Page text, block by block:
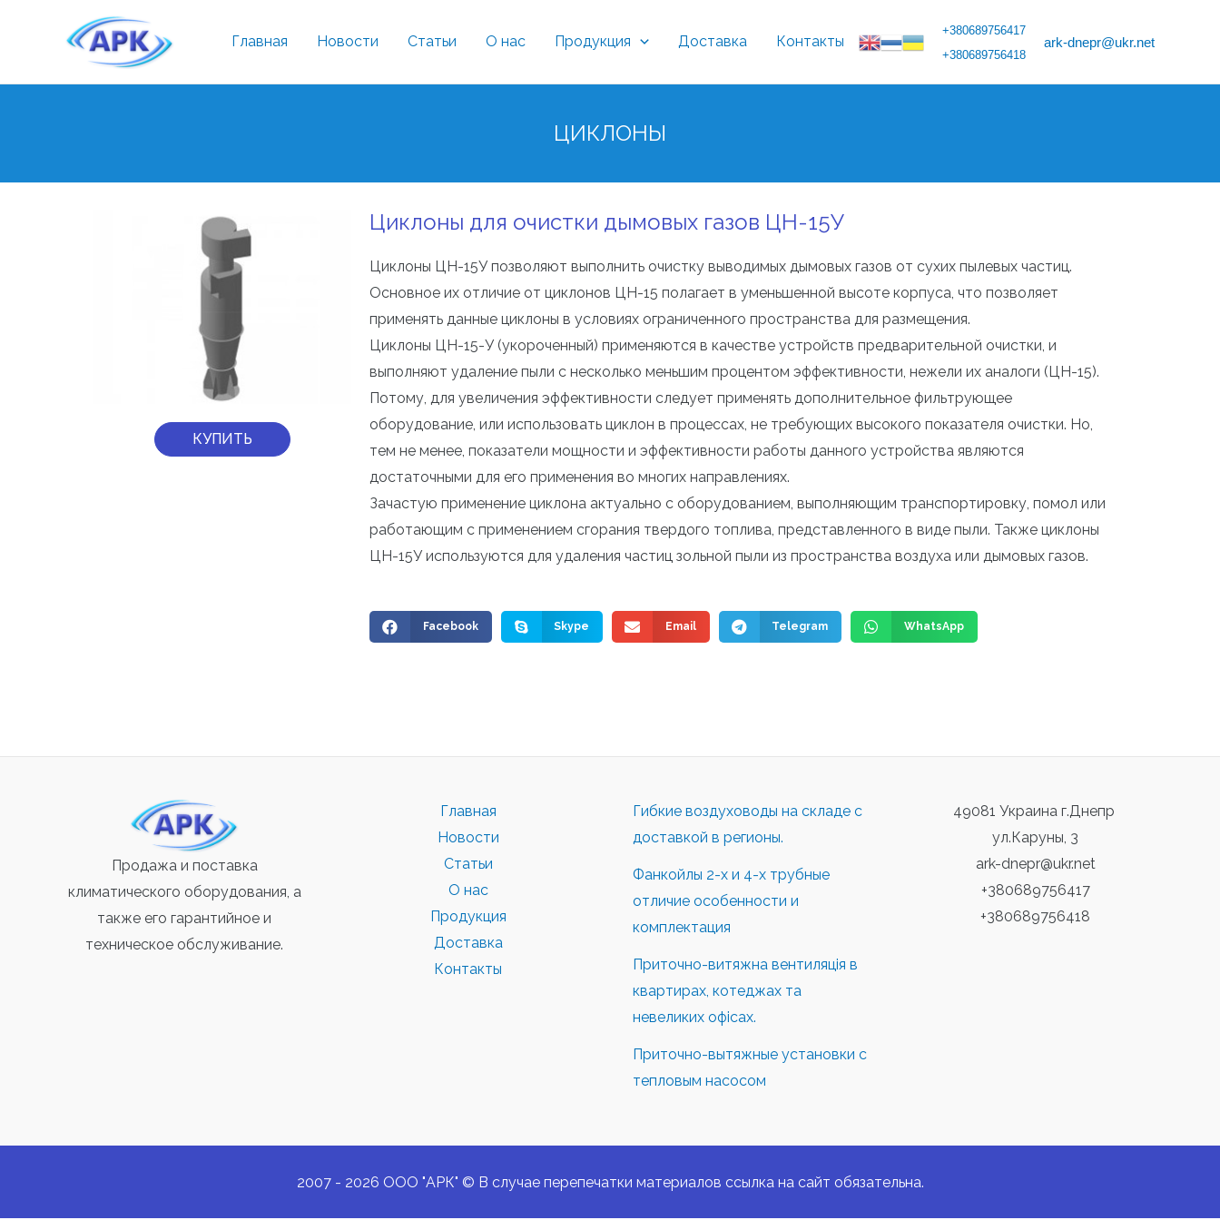
Главная Новости Статьи О нас Продукция Доставка Контакты
+380689756417
+380689756418
ark-dnepr@ukr.net
ЦИКЛОНЫ
КУПИТЬ
Циклоны для очистки дымовых газов ЦН-15У
Циклоны ЦН-15У позволяют выполнить очистку выводимых дымовых газов от сухих пылевых частиц.
Основное их отличие от циклонов ЦН-15 полагает в уменьшенной высоте корпуса, что позволяет
применять данные циклоны в условиях ограниченного пространства для размещения.
Циклоны ЦН-15-У (укороченный) применяются в качестве устройств предварительной очистки, и
выполняют удаление пыли с несколько меньшим процентом эффективности, нежели их аналоги (ЦН-15).
Потому, для увеличения эффективности следует применять дополнительное фильтрующее
оборудование, или использовать циклон в процессах, не требующих высокого показателя очистки. Но,
тем не менее, показатели мощности и эффективности работы данного устройства являются
достаточными для его применения во многих направлениях.
Зачастую применение циклона актуально с оборудованием, выполняющим транспортировку, помол или
работающим с применением сгорания твердого топлива, представленного в виде пыли. Также циклоны
ЦН-15У используются для удаления частиц зольной пыли из пространства воздуха или дымовых газов.
Facebook Skype Email Telegram WhatsApp
Продажа и поставка
климатического оборудования, а
также его гарантийное и
техническое обслуживание.
Главная
Новости
Статьи
О нас
Продукция
Доставка
Контакты
Гибкие воздуховоды на складе с
доставкой в регионы.
Фанкойлы 2-х и 4-х трубные
отличие особенности и
комплектация
Приточно-витяжна вентиляція в
квартирах, котеджах та
невеликих офісах.
Приточно-вытяжные установки с
тепловым насосом
49081 Украина г.Днепр
ул.Каруны, 3
ark-dnepr@ukr.net
+380689756417
+380689756418
2007 - 2026 ООО "АРК" © В случае перепечатки материалов ссылка на сайт обязательна.